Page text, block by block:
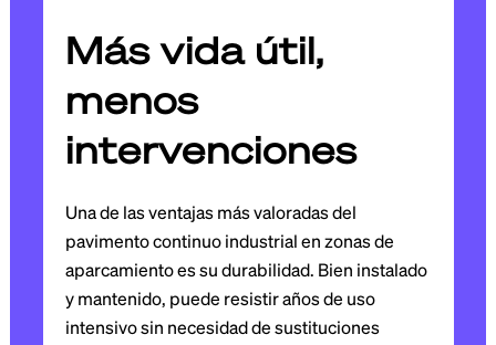
Más vida útil,
menos
intervenciones
Una de las ventajas más valoradas del
pavimento continuo industrial en zonas de
aparcamiento es su durabilidad. Bien instalado
y mantenido, puede resistir años de uso
intensivo sin necesidad de sustituciones